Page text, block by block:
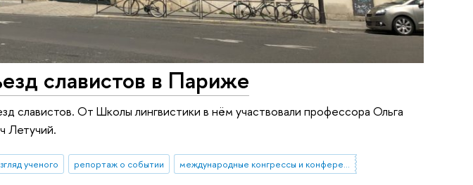
славистов в Париже
славистов. От Школы лингвистики в нём участвовали профессора Ольга
Летучий.
ученого репортаж о событии
международные конгрессы и конференции